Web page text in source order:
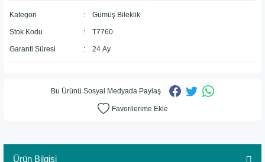
Kategori Gümüş Bileklik
Stok Kodu T7760
Garanti Süresi 24 Ay
Bu Ürünü Sosyal Medyada Paylaş
Ürün Bilgisi